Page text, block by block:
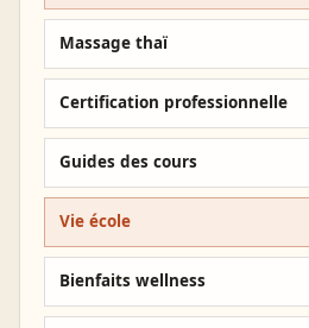
Massage thaï
Certification professionnelle
Guides des cours
Vie école
Bienfaits wellness